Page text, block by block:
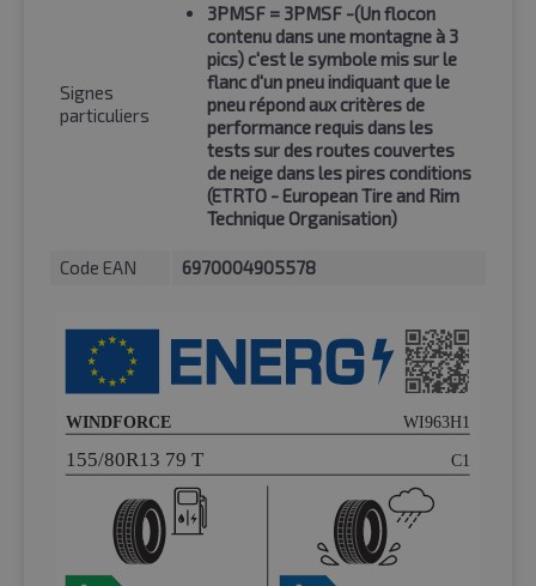
Signes
particuliers
3PMSF = 3PMSF -(Un flocon
contenu dans une montagne à 3
pics) c'est le symbole mis sur le
flanc d'un pneu indiquant que le
pneu répond aux critères de
performance requis dans les
tests sur des routes couvertes
de neige dans les pires conditions
(ETRTO - European Tire and Rim
Technique Organisation)
Code EAN 6970004905578